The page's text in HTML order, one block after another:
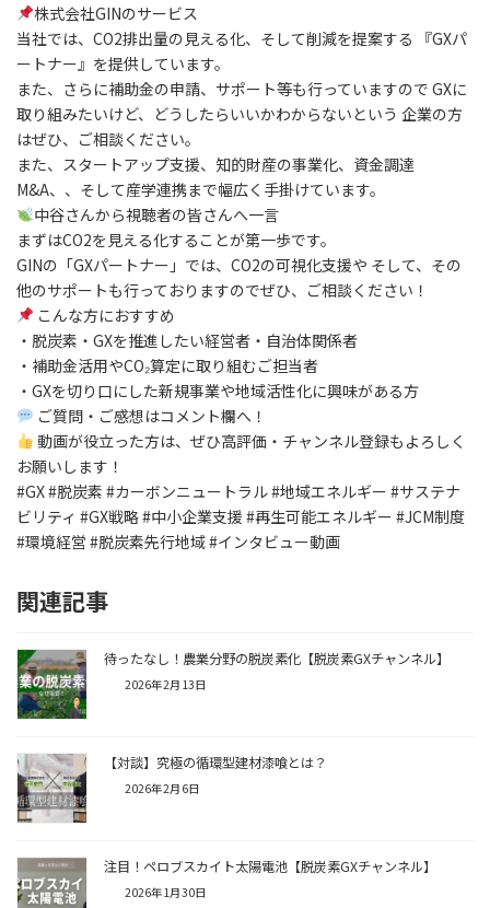
株式会社GINのサービス
当社では、CO2排出量の見える化、そして削減を提案する 『GXパ
ートナー』を提供しています。
また、さらに補助金の申請、サポート等も行っていますので GXに
取り組みたいけど、どうしたらいいかわからないという 企業の方
はぜひ、ご相談ください。
また、スタートアップ支援、知的財産の事業化、資金調達
M&A、、そして産学連携まで幅広く手掛けています。
中谷さんから視聴者の皆さんへ一言
まずはCO2を見える化することが第一歩です。
GINの「GXパートナー」では、CO2の可視化支援や そして、その
他のサポートも行っておりますのでぜひ、ご相談ください！
こんな方におすすめ
・脱炭素・GXを推進したい経営者・自治体関係者
・補助金活用やCO₂算定に取り組むご担当者
・GXを切り口にした新規事業や地域活性化に興味がある方
ご質問・ご感想はコメント欄へ！
動画が役立った方は、ぜひ高評価・チャンネル登録もよろしく
お願いします！
#GX #脱炭素 #カーボンニュートラル #地域エネルギー #サステナ
ビリティ #GX戦略 #中小企業支援 #再生可能エネルギー #JCM制度
#環境経営 #脱炭素先行地域 #インタビュー動画
関連記事
待ったなし！農業分野の脱炭素化【脱炭素GXチャンネル】
2026年2月13日
【対談】究極の循環型建材漆喰とは？
2026年2月6日
注目！ペロブスカイト太陽電池【脱炭素GXチャンネル】
2026年1月30日